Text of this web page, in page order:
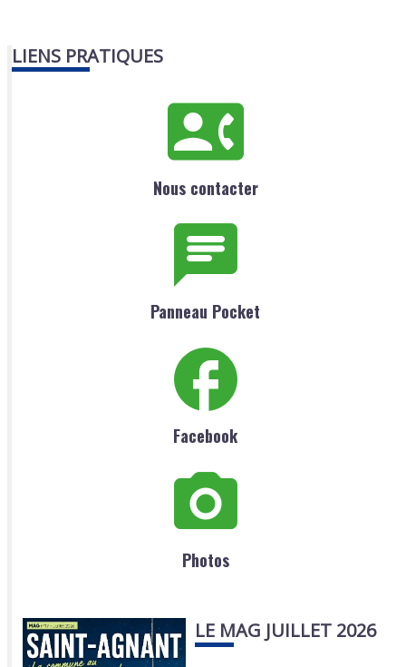
LIENS PRATIQUES
Nous contacter
Panneau Pocket
Facebook
Photos
LE MAG JUILLET 2026